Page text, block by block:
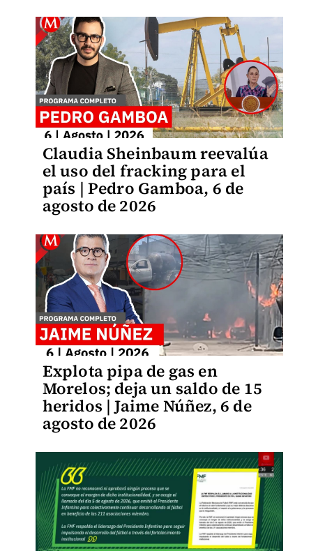
Claudia Sheinbaum reevalúa
el uso del fracking para el
país | Pedro Gamboa, 6 de
agosto de 2026
Explota pipa de gas en
Morelos; deja un saldo de 15
heridos | Jaime Núñez, 6 de
agosto de 2026